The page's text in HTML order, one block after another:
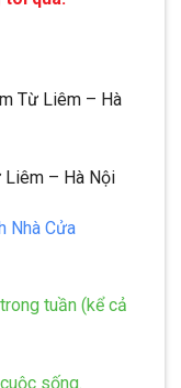
Từ Liêm – Hà
Liêm – Hà Nội
Nhà Cửa
tuần (kể cả
sống.